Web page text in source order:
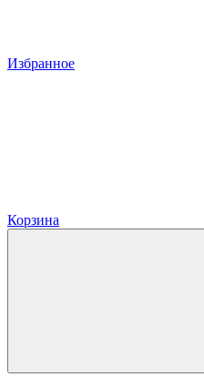
Избранное
Корзина